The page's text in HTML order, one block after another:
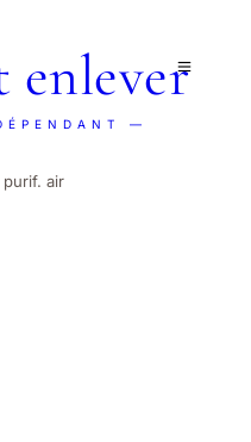
enlever
—
purif. air